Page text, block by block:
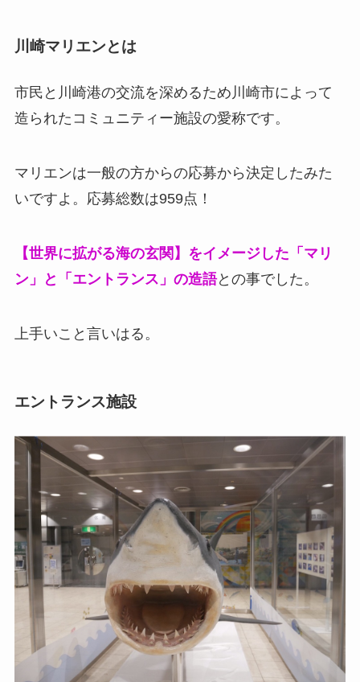
川崎マリエンとは
市民と川崎港の交流を深めるため川崎市によって
造られたコミュニティー施設の愛称です。
マリエンは一般の方からの応募から決定したみた
いですよ。応募総数は959点！
【世界に拡がる海の玄関】をイメージした「マリ
ン」と「エントランス」の造語との事でした。
上手いこと言いはる。
エントランス施設